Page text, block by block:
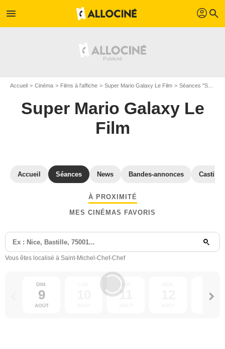
menu profil search
Accueil Cinéma Films à l'affiche Super Mario Galaxy Le Film Séances "Super Mario Galaxy Le Film" Loire-Atlantique
Super Mario Galaxy Le
Film
Accueil Séances News Bandes-annonces Casting
À PROXIMITÉ
MES CINÉMAS FAVORIS
Vous êtes localisé à Saint-Michel-Chef-Chef
DIM.
9
AOÛT
11 13